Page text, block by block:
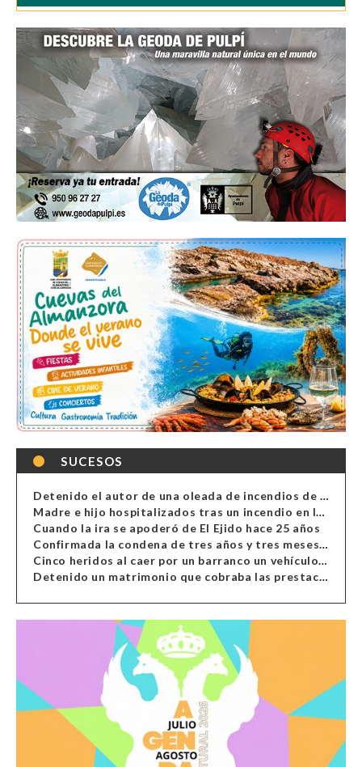
SUCESOS
Detenido el autor de una oleada de incendios de contenedores en Almería
Madre e hijo hospitalizados tras un incendio en la cocina de una vivienda en Almería
Cuando la ira se apoderó de El Ejido hace 25 años
Confirmada la condena de tres años y tres meses al hombre de Antas acusado de xenofobia
Cinco heridos al caer por un barranco un vehículo en Alcolea
Detenido un matrimonio que cobraba las prestaciones de ilegales en Almería, Granada, Málaga, Huelva y Murcia